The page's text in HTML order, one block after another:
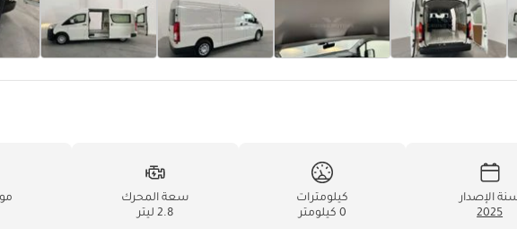
الإصدار
2025
كيلومترات
0 كيلومتر
سعة المحرك
2.8 ليتر